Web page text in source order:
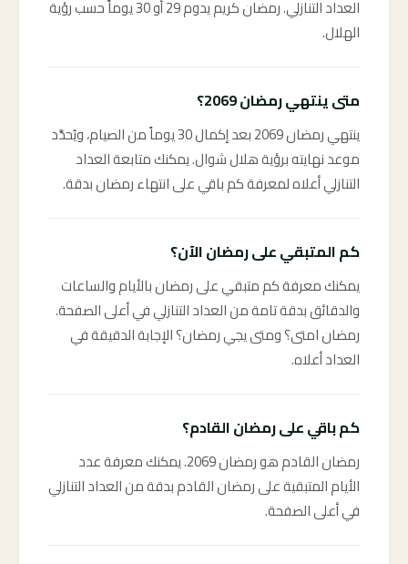
العداد التنازلي. رمضان كريم يدوم 29 أو 30 يوماً حسب رؤية
الهلال.
متى ينتهي رمضان 2069؟
ينتهي رمضان 2069 بعد إكمال 30 يوماً من الصيام، ويُحدَّد
موعد نهايته برؤية هلال شوال. يمكنك متابعة العداد
التنازلي أعلاه لمعرفة كم باقي على انتهاء رمضان بدقة.
كم المتبقي على رمضان الآن؟
يمكنك معرفة كم متبقي على رمضان بالأيام والساعات
والدقائق بدقة تامة من العداد التنازلي في أعلى الصفحة.
رمضان امتى؟ ومتى يجي رمضان؟ الإجابة الدقيقة في
العداد أعلاه.
كم باقي على رمضان القادم؟
رمضان القادم هو رمضان 2069. يمكنك معرفة عدد
الأيام المتبقية على رمضان القادم بدقة من العداد التنازلي
في أعلى الصفحة.